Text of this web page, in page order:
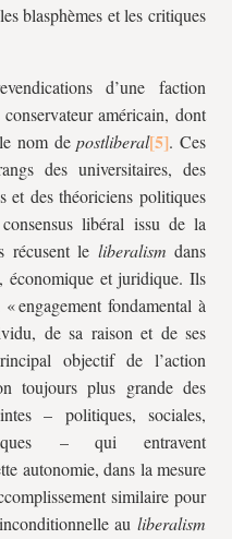
blasphèmes et les critiques
d’une faction
américain, dont
le nom depostliberal
. Ces
des universitaires, des
et des théoriciens politiques
libéral issu de la
récusent le liberalism dans
économique et juridique. Ils
engagement fondamental à
de sa raison et de ses
objectif de l’action
toujours plus grande des
– politiques, sociales,
– qui entravent
autonomie, dans la mesure
similaire pour
au liberalism